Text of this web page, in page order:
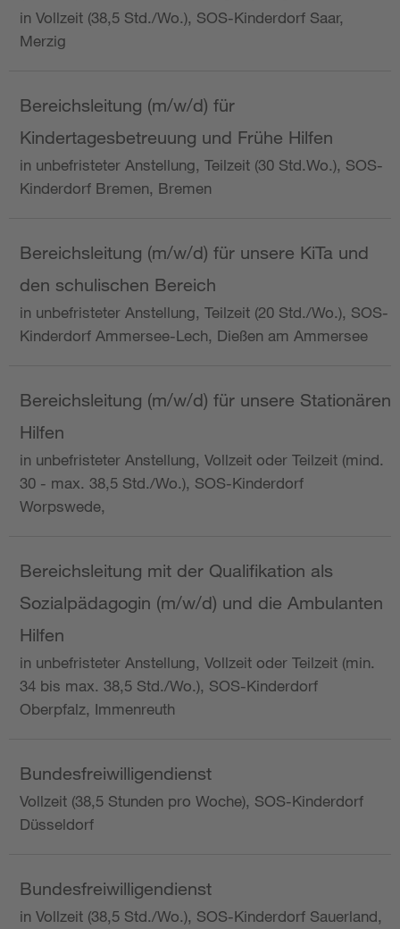
in Vollzeit (38,5 Std./Wo.), SOS-Kinderdorf Saar,
Merzig
Bereichsleitung (m/w/d) für
Kindertagesbetreuung und Frühe Hilfen
in unbefristeter Anstellung, Teilzeit (30 Std.Wo.), SOS-
Kinderdorf Bremen, Bremen
Bereichsleitung (m/w/d) für unsere KiTa und
den schulischen Bereich
in unbefristeter Anstellung, Teilzeit (20 Std./Wo.), SOS-
Kinderdorf Ammersee-Lech, Dießen am Ammersee
Bereichsleitung (m/w/d) für unsere Stationären
Hilfen
in unbefristeter Anstellung, Vollzeit oder Teilzeit (mind.
30 - max. 38,5 Std./Wo.), SOS-Kinderdorf
Worpswede,
Bereichsleitung mit der Qualifikation als
Sozialpädagogin (m/w/d) und die Ambulanten
Hilfen
in unbefristeter Anstellung, Vollzeit oder Teilzeit (min.
34 bis max. 38,5 Std./Wo.), SOS-Kinderdorf
Oberpfalz, Immenreuth
Bundesfreiwilligendienst
Vollzeit (38,5 Stunden pro Woche), SOS-Kinderdorf
Düsseldorf
Bundesfreiwilligendienst
in Vollzeit (38,5 Std./Wo.), SOS-Kinderdorf Sauerland,